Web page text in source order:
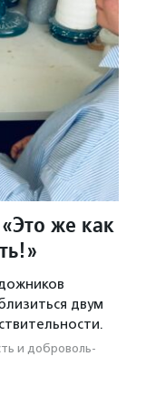
же как
двум
и доброволь­